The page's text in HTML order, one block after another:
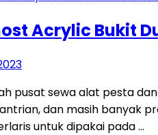
Acrylic Bukit
pusat sewa alat pesta
dan masih banyak
untuk dipakai pada …